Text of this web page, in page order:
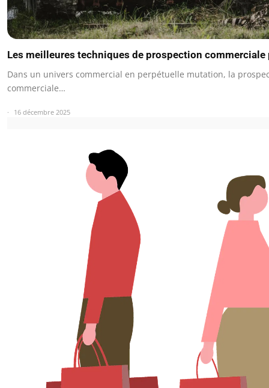
Les meilleures techniques de prospection commerciale
Dans un univers commercial en perpétuelle mutation, la
commerciale…
16 décembre 2025